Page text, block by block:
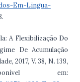
Em-Lingua-
A Flexibilização Do
De Acumulação
2017, V. 38, N. 139,
em: